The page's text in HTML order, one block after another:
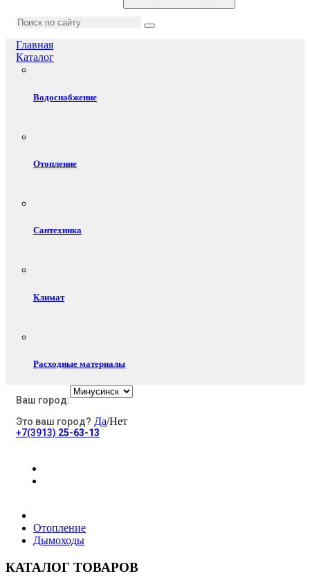
Главная
Каталог
Водоснабжение
Отопление
Сантехника
Климат
Расходные материалы
Электротовары
Хозяйственные товары
Ваш город:
Это ваш город? Да/Нет
+7(3913) 25-63-13
Отопление
Дымоходы
КАТАЛОГ ТОВАРОВ